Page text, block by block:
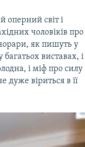
оперний світ і
чоловіків про
як пишуть у
виставах, і
і міф про силу
дуже віриться в її